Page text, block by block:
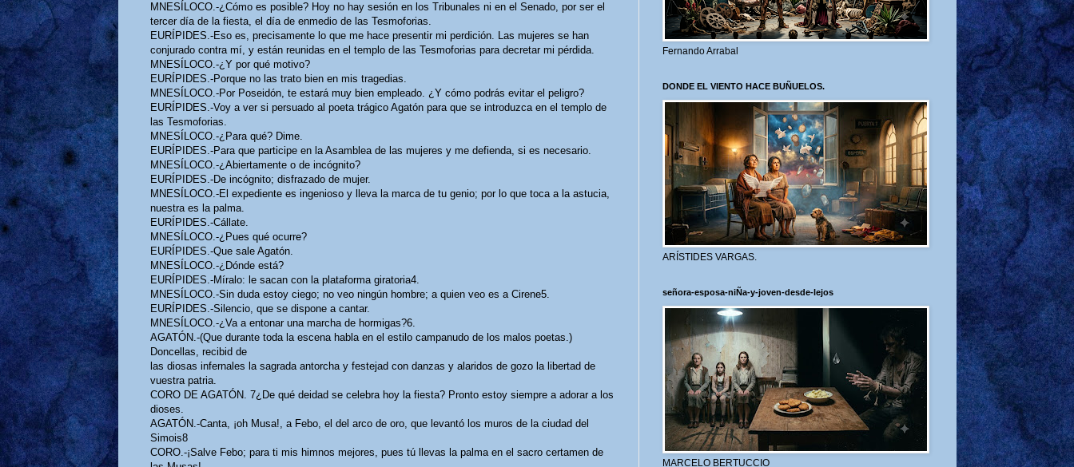
MNESÍLOCO.-¿Cómo es posible? Hoy no hay sesión en los Tribunales ni en el Senado, por ser el
tercer día de la fiesta, el día de enmedio de las Tesmoforias.
EURÍPIDES.-Eso es, precisamente lo que me hace presentir mi perdición. Las mujeres se han
conjurado contra mí, y están reunidas en el templo de las Tesmoforias para decretar mi pérdida.
MNESÍLOCO.-¿Y por qué motivo?
EURÍPIDES.-Porque no las trato bien en mis tragedias.
MNESÍLOCO.-Por Poseidón, te estará muy bien empleado. ¿Y cómo podrás evitar el peligro?
EURÍPIDES.-Voy a ver si persuado al poeta trágico Agatón para que se introduzca en el templo de
las Tesmoforias.
MNESÍLOCO.-¿Para qué? Dime.
EURÍPIDES.-Para que participe en la Asamblea de las mujeres y me defienda, si es necesario.
MNESÍLOCO.-¿Abiertamente o de incógnito?
EURÍPIDES.-De incógnito; disfrazado de mujer.
MNESÍLOCO.-El expediente es ingenioso y lleva la marca de tu genio; por lo que toca a la astucia,
nuestra es la palma.
EURÍPIDES.-Cállate.
MNESÍLOCO.-¿Pues qué ocurre?
EURÍPIDES.-Que sale Agatón.
MNESÍLOCO.-¿Dónde está?
EURÍPIDES.-Míralo: le sacan con la plataforma giratoria4.
MNESÍLOCO.-Sin duda estoy ciego; no veo ningún hombre; a quien veo es a Cirene5.
EURÍPIDES.-Silencio, que se dispone a cantar.
MNESÍLOCO.-¿Va a entonar una marcha de hormigas?6.
AGATÓN.-(Que durante toda la escena habla en el estilo campanudo de los malos poetas.)
Doncellas, recibid de
las diosas infernales la sagrada antorcha y festejad con danzas y alaridos de gozo la libertad de
vuestra patria.
CORO DE AGATÓN. 7¿De qué deidad se celebra hoy la fiesta? Pronto estoy siempre a adorar a los
dioses.
AGATÓN.-Canta, ¡oh Musa!, a Febo, el del arco de oro, que levantó los muros de la ciudad del
Simois8
CORO.-¡Salve Febo; para ti mis himnos mejores, pues tú llevas la palma en el sacro certamen de
Fernando Arrabal
DONDE EL VIENTO HACE BUÑUELOS.
ARÍSTIDES VARGAS.
señora-esposa-niÑa-y-joven-desde-lejos
MARCELO BERTUCCIO